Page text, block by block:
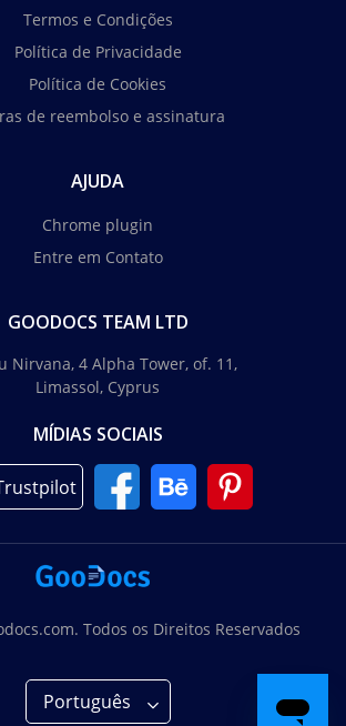
Termos e Condições
Política de Privacidade
Política de Cookies
de reembolso e assinatura
AJUDA
Chrome plugin
Entre em Contato
GOODOCS TEAM LTD
Nirvana, 4 Alpha Tower, of. 11,
Limassol, Cyprus
MÍDIAS SOCIAIS
Todos os Direitos Reservados
Português